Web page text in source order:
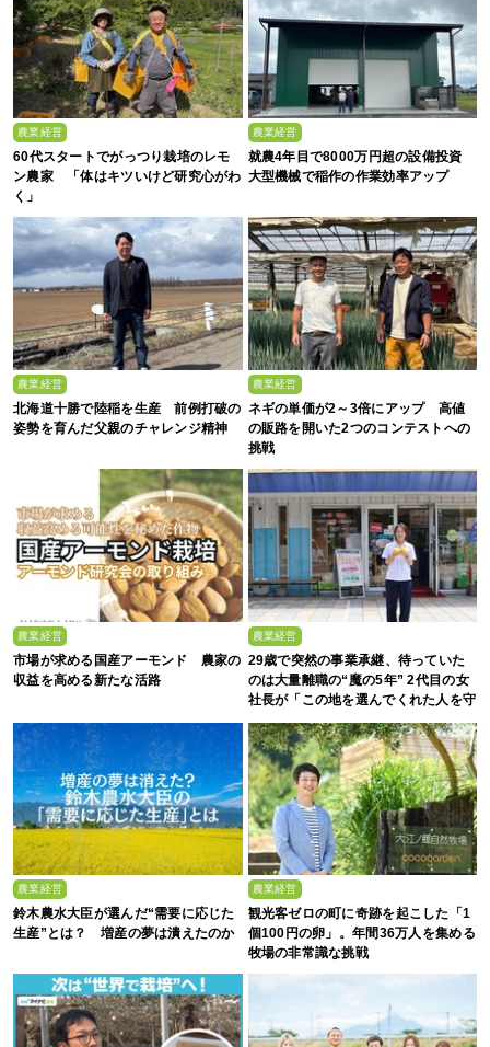
農業経営
60代スタートでがっつり栽培のレモ
ン農家 「体はキツいけど研究心がわ
く」
農業経営
就農4年目で8000万円超の設備投資
大型機械で稲作の作業効率アップ
農業経営
北海道十勝で陸稲を生産 前例打破の
姿勢を育んだ父親のチャレンジ精神
農業経営
ネギの単価が2～3倍にアップ 高値
の販路を開いた2つのコンテストへの
挑戦
農業経営
市場が求める国産アーモンド 農家の
収益を高める新たな活路
農業経営
29歳で突然の事業承継、待っていた
のは大量離職の“魔の5年” 2代目の女
社長が「この地を選んでくれた人を守
農業経営
鈴木農水大臣が選んだ“需要に応じた
生産”とは？ 増産の夢は潰えたのか
農業経営
観光客ゼロの町に奇跡を起こした「1
個100円の卵」。年間36万人を集める
牧場の非常識な挑戦